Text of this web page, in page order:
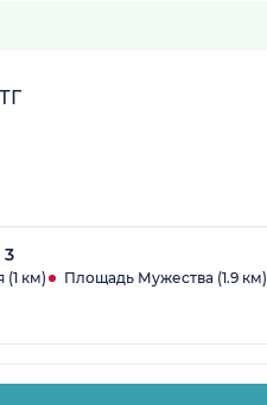
3
(1 км) Площадь Мужества (1.9 км)